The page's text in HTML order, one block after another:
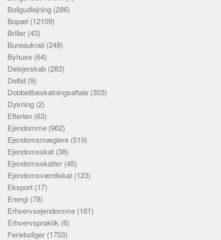
Boligudlejning (286)
Bopæl (12109)
Briller (43)
Bureaukrati (248)
Byhuse (64)
Delejerskab (283)
Deltid (9)
Dobbeltbeskatningsaftale (303)
Dykning (2)
Efterløn (63)
Ejendomme (962)
Ejendomsmæglere (519)
Ejendomsskat (38)
Ejendomsskatter (45)
Ejendomsværdiskat (123)
Eksport (17)
Energi (78)
Erhvervsejendomme (161)
Erhvervspraktik (6)
Ferieboliger (1703)